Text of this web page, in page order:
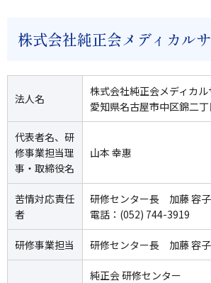
株式会社純正会メディカル
法人名
株式会社純正会メディカル
愛知県名古屋市中区錦二
代表者名、研
修事業担当理
事・取締役名
山本 幸惠
苦情対応責任
者
研修センター長 加藤 容子
電話：(052) 744-3919
研修事業担当 研修センター長 加藤 容子
純正会 研修センター